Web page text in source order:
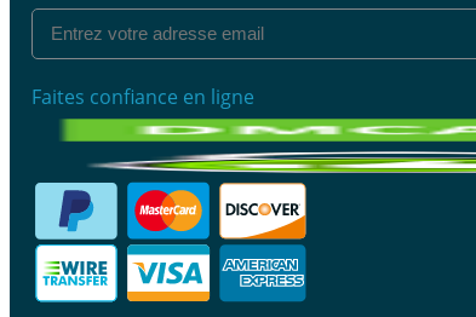
Faites confiance en ligne